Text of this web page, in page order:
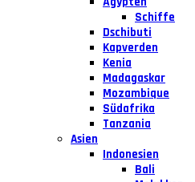
Schiffe
Dschibuti
Kapverden
Kenia
Madagaskar
Mozambique
Südafrika
Tanzania
Asien
Indonesien
Bali